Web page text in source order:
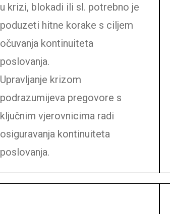
u krizi, blokadi ili sl. potrebno je
poduzeti hitne korake s ciljem
očuvanja kontinuiteta
poslovanja.
Upravljanje krizom
podrazumijeva pregovore s
ključnim vjerovnicima radi
osiguravanja kontinuiteta
poslovanja.